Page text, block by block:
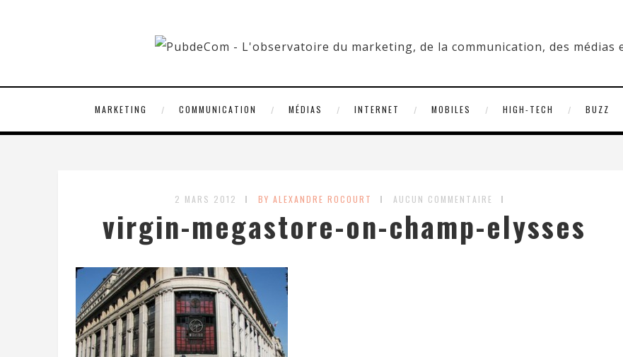
MARKETING COMMUNICATION MÉDIAS INTERNET MOBILES HIGH-TECH BUZZ
2 MARS 2012 BY ALEXANDRE ROCOURT AUCUN COMMENTAIRE
virgin-megastore-on-champ-elysses